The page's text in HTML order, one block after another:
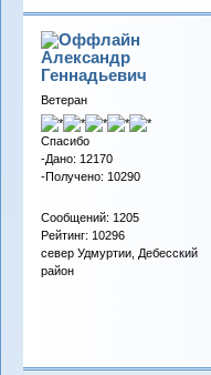
Александр
Геннадьевич
Ветеран
Спасибо
-Дано: 12170
-Получено: 10290
Сообщений: 1205
Рейтинг: 10296
север Удмуртии, Дебесский
район